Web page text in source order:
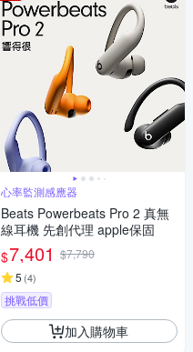
心率監測感應器
Beats Powerbeats Pro 2 真無
線耳機 先創代理 apple保固
$7,401 $7,790
5 (4)
挑戰低價
加入購物車